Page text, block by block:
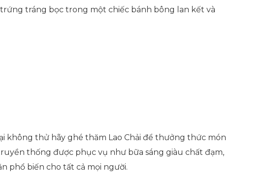
tráng bọc trong một chiếc bánh bông lan kết và
không thử hãy ghé thăm Lao Chải để thưởng thức món
thống được phục vụ như bữa sáng giàu chất đạm,
phổ biến cho tất cả mọi người.